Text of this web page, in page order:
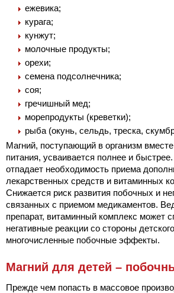
ежевика;
курага;
кунжут;
молочные продукты;
орехи;
семена подсолнечника;
соя;
гречишный мед;
морепродукты (креветки);
рыба (окунь, сельдь, треска,
Магний, поступающий в организм
питания, усваивается полнее и
отпадает необходимость приема
лекарственных средств и витаминных
Снижается риск развития побочных и
связанных с приемом медикаментов.
препарат, витаминный комплекс может
негативные реакции со стороны
многочисленные побочные эффекты.
Магний для детей –
Прежде чем попасть в массовое